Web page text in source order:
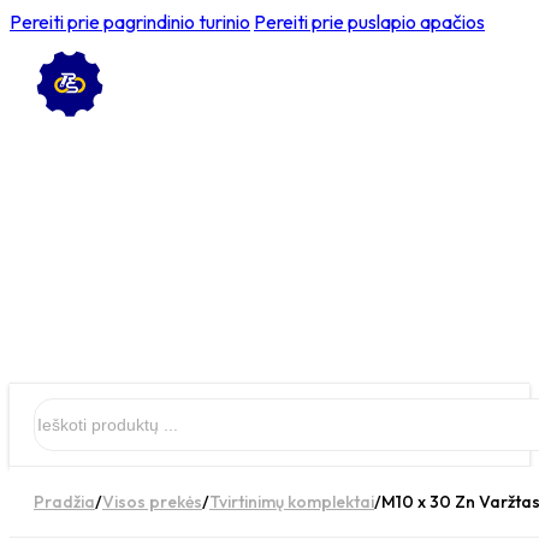
Pereiti prie pagrindinio turinio Pereiti prie puslapio apačios
Pradžia/Visos prekės/Tvirtinimų komplektai/M10 x 30 Zn